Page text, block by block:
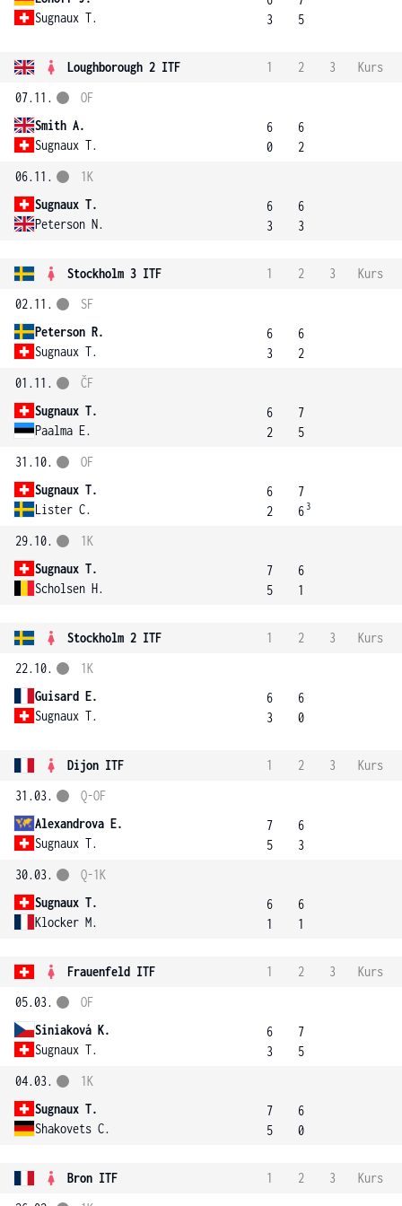
Sugnaux T.
3
5
Loughborough 2 ITF 1 2 3
Kurs
07.11.
Smith A.
Sugnaux T.
OF
6
0
6
2
06.11.
Sugnaux T.
Peterson N.
1K
6
3
6
3
Stockholm 3 ITF 1 2 3
Kurs
02.11.
Peterson R.
Sugnaux T.
SF
6
3
6
2
01.11.
Sugnaux T.
Paalma E.
ČF
6
2
7
5
31.10.
Sugnaux T.
Lister C.
OF
6
2
7
6 3
29.10.
Sugnaux T.
Scholsen H.
1K
7
5
6
1
Stockholm 2 ITF 1 2 3
Kurs
22.10.
Guisard E.
Sugnaux T.
1K
6
3
6
0
Dijon ITF 1 2 3
Kurs
31.03.
Alexandrova E.
Sugnaux T.
Q-OF
7
5
6
3
30.03.
Sugnaux T.
Klocker M.
Q-1K
6
1
6
1
Frauenfeld ITF 1 2 3
Kurs
05.03.
Siniaková K.
Sugnaux T.
OF
6
3
7
5
04.03.
Sugnaux T.
Shakovets C.
1K
7
5
6
0
Bron ITF 1 2 3
Kurs